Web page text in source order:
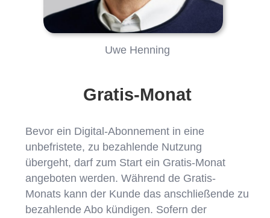
Uwe Henning
Gratis-Monat
Bevor ein Digital-Abonnement in eine
unbefristete, zu bezahlende Nutzung
übergeht, darf zum Start ein Gratis-Monat
angeboten werden. Während de Gratis-
Monats kann der Kunde das anschließende zu
bezahlende Abo kündigen. Sofern der